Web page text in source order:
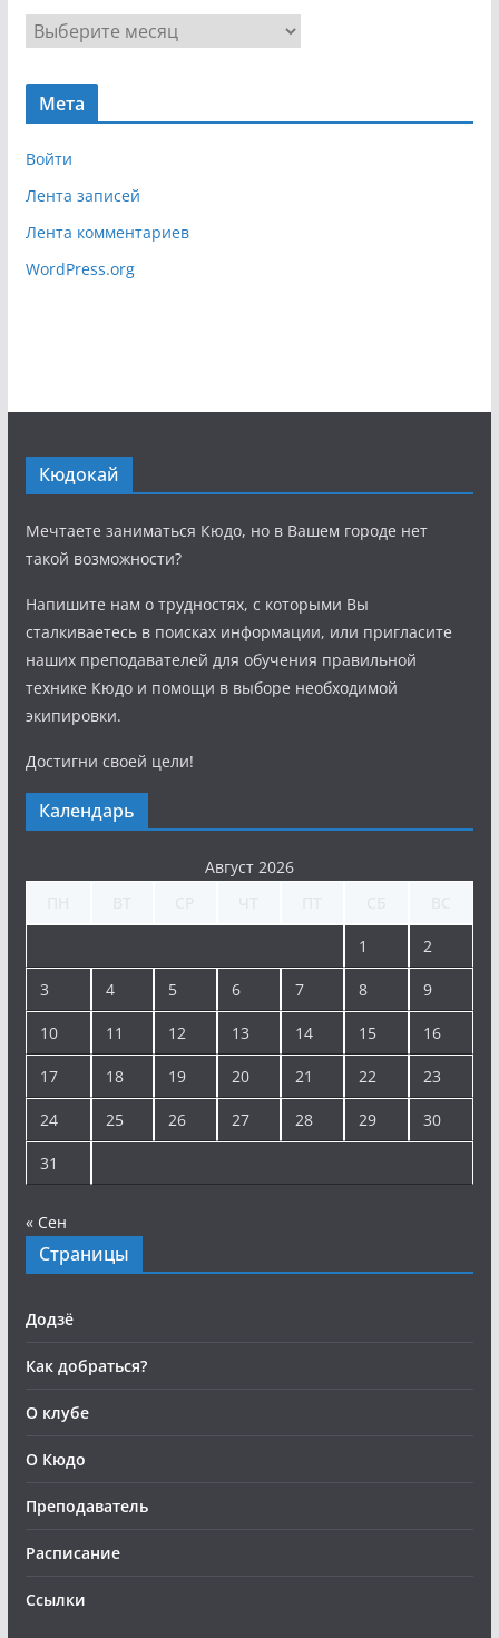
г
я
р
х
Мета
Войти
Лента записей
Лента комментариев
WordPress.org
Кюдокай
Мечтаете заниматься Кюдо, но в Вашем городе нет
такой возможности?
Напишите нам о трудностях, с которыми Вы
сталкиваетесь в поисках информации, или пригласите
наших преподавателей для обучения правильной
технике Кюдо и помощи в выборе необходимой
экипировки.
Достигни своей цели!
Календарь
Август 2026
1 2
3 4 5 6 7 8 9
10 11 12 13 14 15 16
17 18 19 20 21 22 23
24 25 26 27 28 29 30
31
« Сен
Страницы
Додзё
Как добраться?
О клубе
О Кюдо
Преподаватель
Расписание
Ссылки